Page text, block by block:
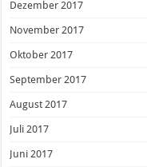
Dezember 2017
November 2017
Oktober 2017
September 2017
August 2017
Juli 2017
Juni 2017